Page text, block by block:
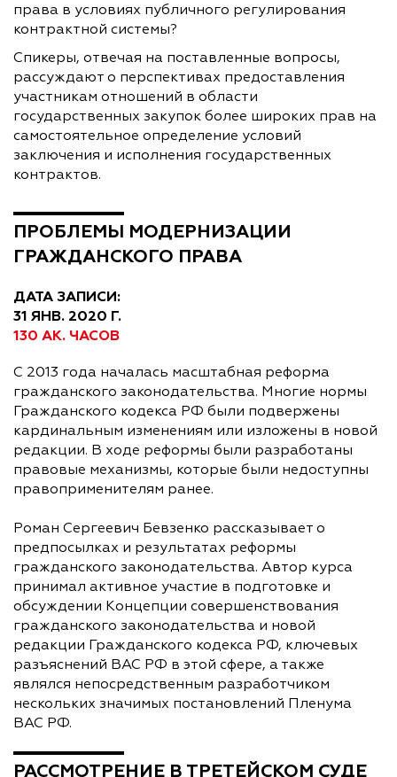
права в условиях публичного регулирования
контрактной системы?
Спикеры, отвечая на поставленные вопросы,
рассуждают о перспективах предоставления
участникам отношений в области
государственных закупок более широких прав на
самостоятельное определение условий
заключения и исполнения государственных
контрактов.
ПРОБЛЕМЫ МОДЕРНИЗАЦИИ
ГРАЖДАНСКОГО ПРАВА
ДАТА ЗАПИСИ:
31 ЯНВ. 2020 Г.
130 АК. ЧАСОВ
С 2013 года началась масштабная реформа
гражданского законодательства. Многие нормы
Гражданского кодекса РФ были подвержены
кардинальным изменениям или изложены в новой
редакции. В ходе реформы были разработаны
правовые механизмы, которые были недоступны
правоприменителям ранее.
Роман Сергеевич Бевзенко рассказывает о
предпосылках и результатах реформы
гражданского законодательства. Автор курса
принимал активное участие в подготовке и
обсуждении Концепции совершенствования
гражданского законодательства и новой
редакции Гражданского кодекса РФ, ключевых
разъяснений ВАС РФ в этой сфере, а также
являлся непосредственным разработчиком
нескольких значимых постановлений Пленума
ВАС РФ.
РАССМОТРЕНИЕ В ТРЕТЕЙСКОМ СУДЕ